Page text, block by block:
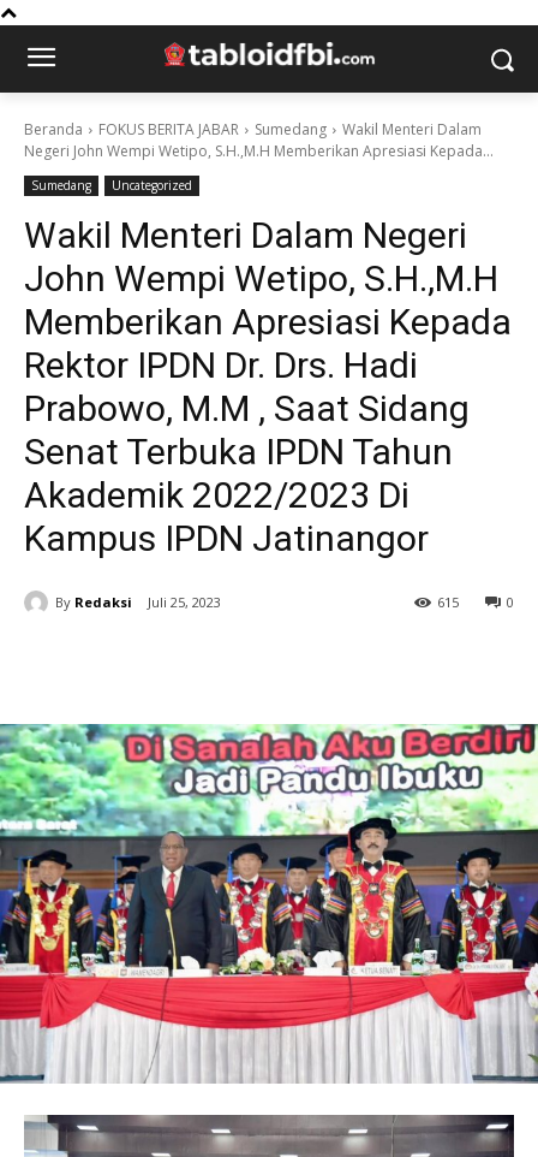
Beranda FOKUS BERITA JABAR Sumedang
Wakil Menteri Dalam
Negeri John Wempi Wetipo, S.H.,M.H Memberikan Apresiasi Kepada...
Sumedang Uncategorized
Wakil Menteri Dalam Negeri
John Wempi Wetipo, S.H.,M.H
Memberikan Apresiasi Kepada
Rektor IPDN Dr. Drs. Hadi
Prabowo, M.M , Saat Sidang
Senat Terbuka IPDN Tahun
Akademik 2022/2023 Di
Kampus IPDN Jatinangor
By Redaksi Juli 25, 2023 0
615